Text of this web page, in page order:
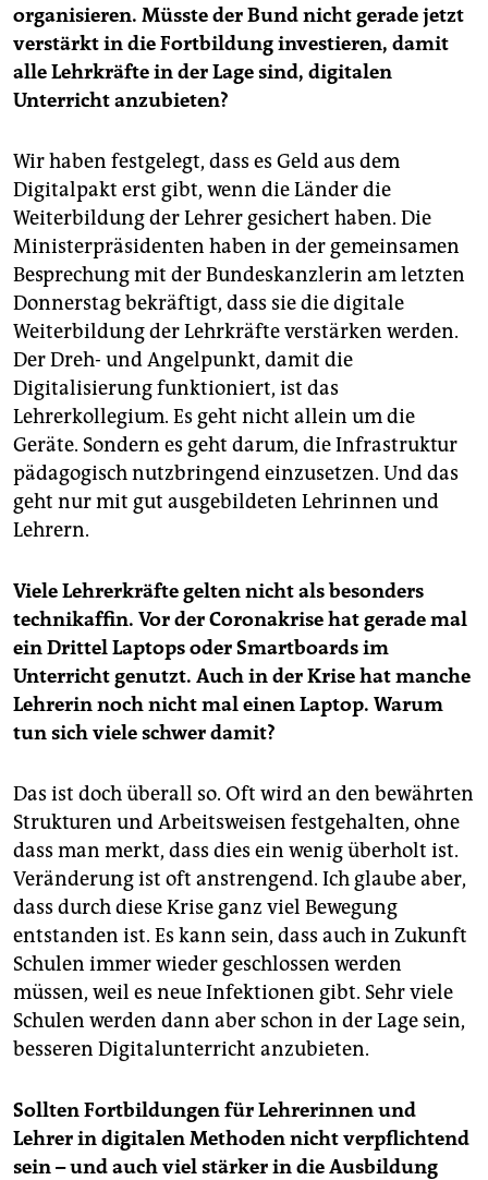
organisieren. Müsste der Bund nicht gerade jetzt
verstärkt in die Fortbildung investieren, damit
alle Lehrkräfte in der Lage sind, digitalen
Unterricht anzubieten?
Wir haben festgelegt, dass es Geld aus dem
Digitalpakt erst gibt, wenn die Länder die
Weiterbildung der Lehrer gesichert haben. Die
Ministerpräsidenten haben in der gemeinsamen
Besprechung mit der Bundeskanzlerin am letzten
Donnerstag bekräftigt, dass sie die digitale
Weiterbildung der Lehrkräfte verstärken werden.
Der Dreh- und Angelpunkt, damit die
Digitalisierung funktioniert, ist das
Lehrerkollegium. Es geht nicht allein um die
Geräte. Sondern es geht darum, die Infrastruktur
pädagogisch nutzbringend einzusetzen. Und das
geht nur mit gut ausgebildeten Lehrinnen und
Lehrern.
Viele Lehrerkräfte gelten nicht als besonders
technikaffin. Vor der Coronakrise hat gerade mal
ein Drittel Laptops oder Smartboards im
Unterricht genutzt. Auch in der Krise hat manche
Lehrerin noch nicht mal einen Laptop. Warum
tun sich viele schwer damit?
Das ist doch überall so. Oft wird an den bewährten
Strukturen und Arbeitsweisen festgehalten, ohne
dass man merkt, dass dies ein wenig überholt ist.
Veränderung ist oft anstrengend. Ich glaube aber,
dass durch diese Krise ganz viel Bewegung
entstanden ist. Es kann sein, dass auch in Zukunft
Schulen immer wieder geschlossen werden
müssen, weil es neue Infektionen gibt. Sehr viele
Schulen werden dann aber schon in der Lage sein,
besseren Digitalunterricht anzubieten.
Sollten Fortbildungen für Lehrerinnen und
Lehrer in digitalen Methoden nicht verpflichtend
sein – und auch viel stärker in die Ausbildung